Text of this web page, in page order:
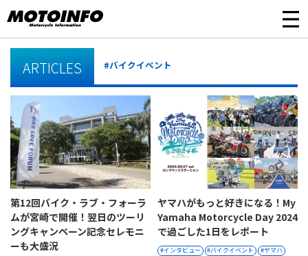
ARTICLES #バイクイベント
第12回バイク・ラブ・フォーラ
ムが宮崎で開催！翌日のツーリ
ングキャンペーン記念セレモニ
ーも大盛況
ヤマハがもっと好きになる！My
Yamaha Motorcycle Day 2024
で過ごした1日をレポート
インタビュー バイクイベント ヤマハ